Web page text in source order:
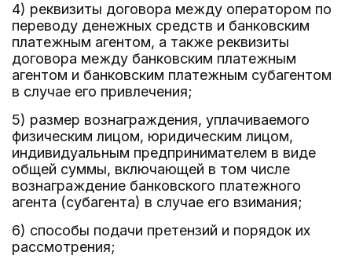
4) реквизиты договора между оператором по
переводу денежных средств и банковским
платежным агентом, а также реквизиты
договора между банковским платежным
агентом и банковским платежным субагентом
в случае его привлечения;
5) размер вознаграждения, уплачиваемого
физическим лицом, юридическим лицом,
индивидуальным предпринимателем в виде
общей суммы, включающей в том числе
вознаграждение банковского платежного
агента (субагента) в случае его взимания;
6) способы подачи претензий и порядок их
рассмотрения;